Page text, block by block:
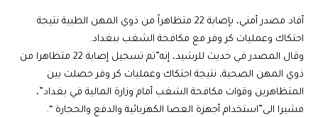
أفاد مصدر أمني، بإصابة 22 متظاهراً من ذوي المهن الطبية نتيجة
احتكاك وعمليات كر وفر مع مكافحة الشغب ببغداد.
وقال المصدر في حديث للرشيد، إنه”تم تسجيل إصابة 22 متظاهرا من
ذوي المهن الصحية، نتيجة احتكاك وعمليات كر وفر حصلت بين
المتظاهرين وقوات مكافحة الشغب أمام وزارة المالية في بغداد”،
مشيرا الى”استخدام أجهزة العصا الكهربائية والدفع والحجارة “.